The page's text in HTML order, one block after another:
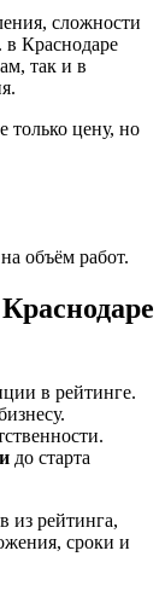
сложности
в Краснодаре
так и в
только цену, но
объём работ.
в рейтинге.
до старта
из рейтинга,
сроки и